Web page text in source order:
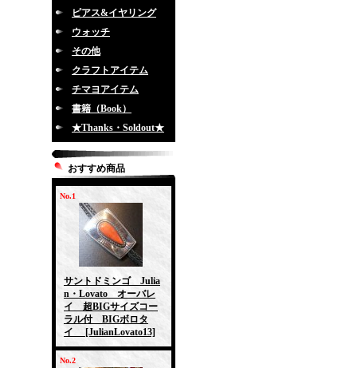
ピアス&イヤリング
ウォッチ
その他
クラフトアイテム
チマヨアイテム
書籍（Book）
★Thanks・Soldout★
おすすめ商品
No.1
サントドミンゴ Julia
n・Lovato オーバレ
イ 超BIGサイズコー
ラル付 BIGボロタ
イ
[JulianLovato13]
No.2